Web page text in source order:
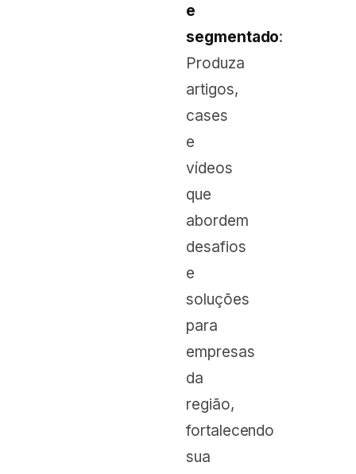
e
segmentado:
Produza
artigos,
cases
e
vídeos
que
abordem
desafios
e
soluções
para
empresas
da
região,
fortalecendo
sua